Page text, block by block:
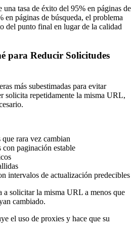
una tasa de éxito del 95% en páginas de
en páginas de búsqueda, el problema
del punto final en lugar de la calidad
para Reducir Solicitudes
más subestimadas para evitar
solicita repetidamente la misma URL,
rara vez cambian
con paginación estable
intervalos de actualización predecibles
a solicitar la misma URL a menos que
cambiado.
el uso de proxies y hace que su